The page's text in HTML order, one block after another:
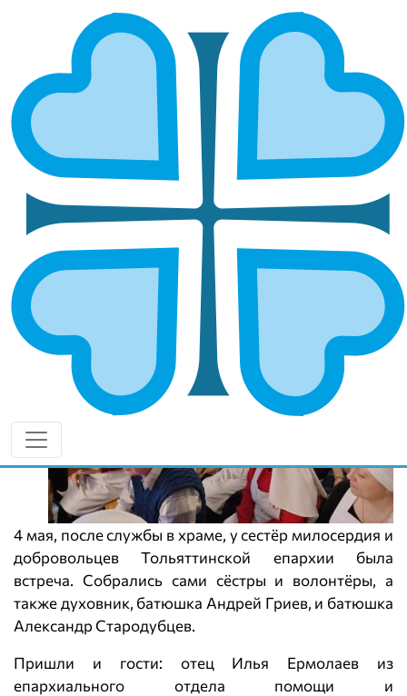
СОБРАНИЕ СЕСТЁР МИЛОСЕРДИЯ
И ДОБРОВОЛЬЦЕВ
ТОЛЬЯТТИНСКОЙ ЕПАРХИИ
НОВОСТИ
СОБРАНИЕ СЕСТЁР МИЛОСЕРДИЯ И ДОБРОВОЛЬЦЕВ
ТОЛЬЯТТИНСКОЙ ЕПАРХИИ
4 мая, после службы в храме, у сестёр милосердия и
добровольцев Тольяттинской епархии была
встреча. Собрались сами сёстры и волонтёры, а
также духовник, батюшка Андрей Гриев, и батюшка
Александр Стародубцев.
Пришли и гости: отец Илья Ермолаев из
епархиального отдела помощи и